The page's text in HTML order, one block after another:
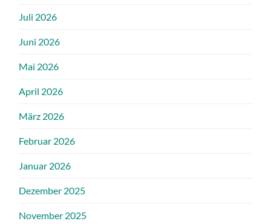
Juli 2026
Juni 2026
Mai 2026
April 2026
März 2026
Februar 2026
Januar 2026
Dezember 2025
November 2025